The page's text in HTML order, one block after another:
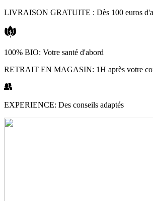
Aller
contenu
LIVRAISON GRATUITE : Dès 100 euros
100% BIO: Votre santé d'abord
RETRAIT EN MAGASIN: 1H après votre
EXPERIENCE: Des conseils adaptés